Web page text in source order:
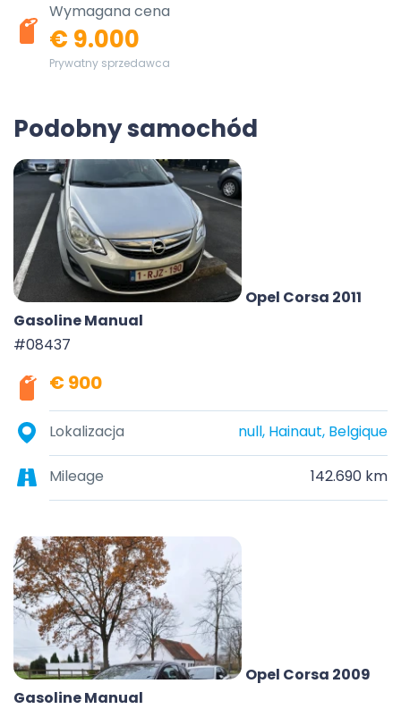
Wymagana cena
€ 9.000
Prywatny sprzedawca
Podobny samochód
Opel Corsa 2011
Gasoline Manual
#08437
€ 900
Lokalizacja null, Hainaut, Belgique
Mileage 142.690 km
Opel Corsa 2009
Gasoline Manual